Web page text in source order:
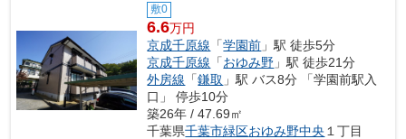
敷0
6.6万円
京成千原線 「学園前 」駅 徒歩5分
京成千原線 「おゆみ野 」駅 徒歩21分
外房線 「鎌取 」駅 バス8分 「学園前駅入
口」 停歩10分
築26年 / 47.69㎡
千葉県千葉市緑区おゆみ野中央 １丁目